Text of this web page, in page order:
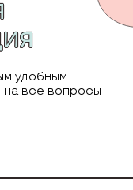
удобным
на все вопросы